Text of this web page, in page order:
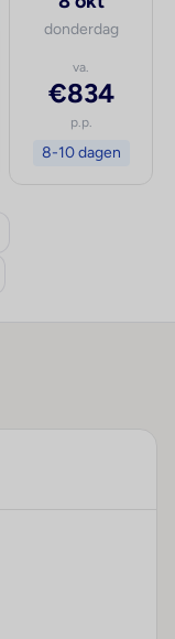
donderdag
va.
€834
p.p.
8-10 dagen